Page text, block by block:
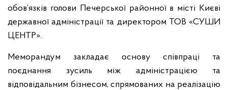
обов’язків голови Печерської районної в місті Києві
державної адміністрації та директором ТОВ «СУШИ
ЦЕНТР».
Меморандум закладає основу співпраці та
поєднання зусиль між адміністрацією та
відповідальним бізнесом, спрямованих на реалізацію